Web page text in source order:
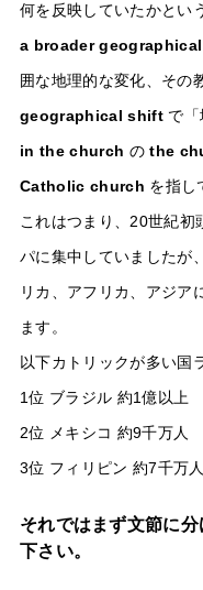
何を反映していたかとい
a broader
囲な地理的な変化、その
geographical shift で「
in the church のthe
Catholic church を指し
これはつまり、20世紀初
パに集中していましたが
リカ、アフリカ、アジア
ます。
以下カトリックが多い国
1位 ブラジル 約1億以上
2位 メキシコ 約9千万人
3位 フィリピン 約7千万人
それではまず文節に
下さい。